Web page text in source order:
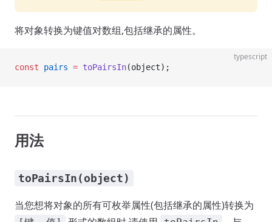
将对象转换为键值对数组,包括继承的属性。
typescript
const pairs = toPairsIn(object);
用法
toPairsIn(object)
当您想将对象的所有可枚举属性(包括继承的属性)转换为